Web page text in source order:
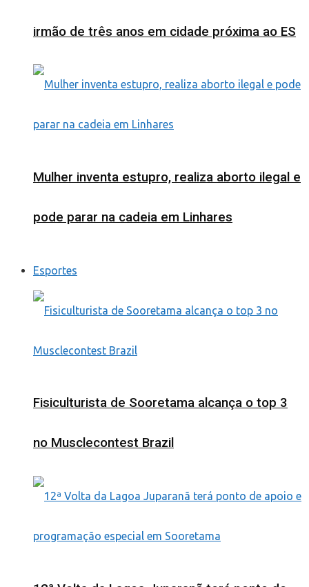
irmão de três anos em cidade próxima ao ES
Mulher inventa estupro, realiza aborto ilegal e
pode parar na cadeia em Linhares
Esportes
Fisiculturista de Sooretama alcança o top 3
no Musclecontest Brazil